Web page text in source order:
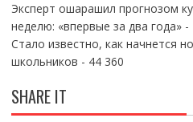
Эксперт ошарашил прогнозом
неделю: «впервые за два года»-
Стало известно, как начнется
школьников - 44 360
SHARE IT